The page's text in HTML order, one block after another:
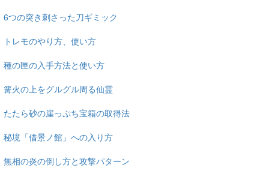
6つの突き刺さった刀ギミック
トレモのやり方、使い方
種の匣の入手方法と使い方
篝火の上をグルグル周る仙霊
たたら砂の崖っぷち宝箱の取得法
秘境「借景ノ館」への入り方
無相の炎の倒し方と攻撃パターン